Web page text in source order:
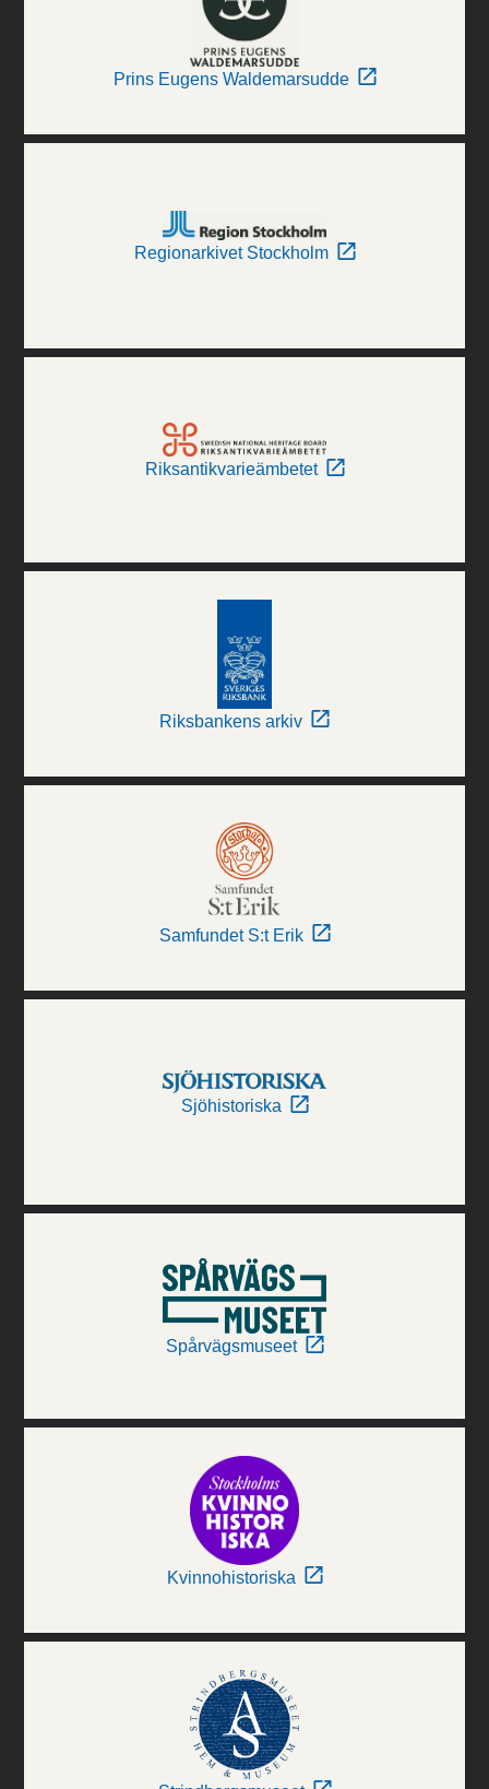
Prins Eugens Waldemarsudde
Regionarkivet Stockholm
Riksantikvarieämbetet
Riksbankens arkiv
Samfundet S:t Erik
Sjöhistoriska
Spårvägsmuseet
Kvinnohistoriska